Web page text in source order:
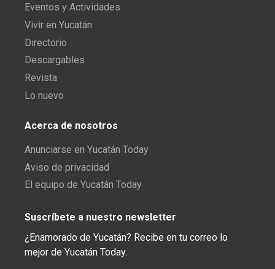
Eventos y Actividades
Vivir en Yucatán
Directorio
Descargables
Revista
Lo nuevo
Acerca de nosotros
Anunciarse en Yucatán Today
Aviso de privacidad
El equipo de Yucatán Today
Suscríbete a nuestro newsletter
¿Enamorado de Yucatán? Recibe en tu correo lo
mejor de Yucatán Today.